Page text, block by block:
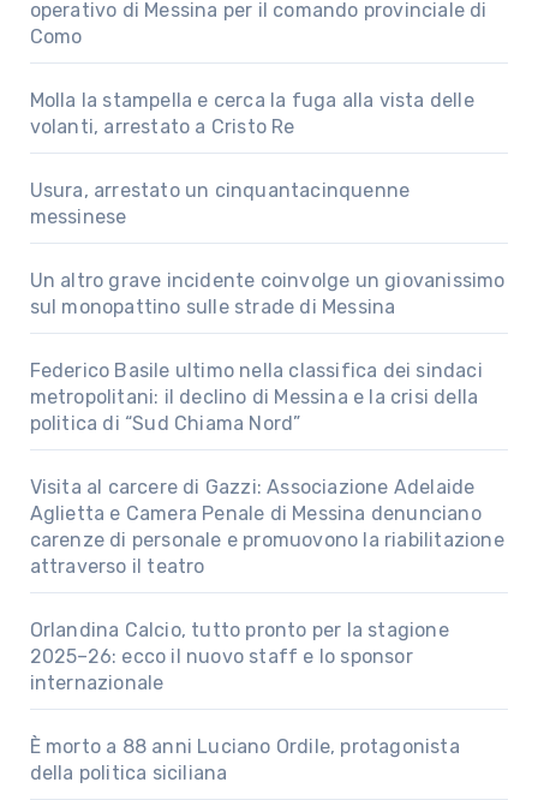
operativo di Messina per il comando provinciale di
Como
Molla la stampella e cerca la fuga alla vista delle
volanti, arrestato a Cristo Re
Usura, arrestato un cinquantacinquenne
messinese
Un altro grave incidente coinvolge un giovanissimo
sul monopattino sulle strade di Messina
Federico Basile ultimo nella classifica dei sindaci
metropolitani: il declino di Messina e la crisi della
politica di “Sud Chiama Nord”
Visita al carcere di Gazzi: Associazione Adelaide
Aglietta e Camera Penale di Messina denunciano
carenze di personale e promuovono la riabilitazione
attraverso il teatro
Orlandina Calcio, tutto pronto per la stagione
2025–26: ecco il nuovo staff e lo sponsor
internazionale
È morto a 88 anni Luciano Ordile, protagonista
della politica siciliana